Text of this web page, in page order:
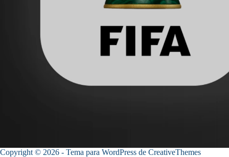
Copyright © 2026 - Tema para WordPress de CreativeThemes